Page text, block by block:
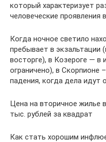
который характеризует
человеческие проявления
Когда ночное светило
пребывает в экзальтации
восторге), в Козероге — в
ограничено), в Скорпионе
падения, когда дела идут
Цена на вторичное жилье
тыс. рублей за квадрат
Как стать хорошим